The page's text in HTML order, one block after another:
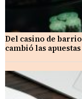
Del casino de
cambió las